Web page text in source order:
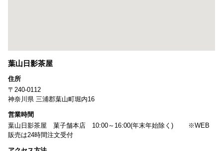
葉山日影茶屋
住所
〒240-0112
神奈川県 三浦郡葉山町堀内16
営業時間
葉山日影茶屋 菓子舗本店 10:00～16:00(年末年始除く) ※WEB
販売は24時間注文受付